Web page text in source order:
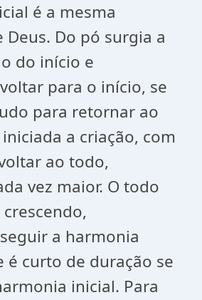
é a mesma
Do pó surgia a
do início e
para o início, se
para retornar ao
a criação, com
ao todo,
vez maior. O todo
a harmonia
é curto de duração se
inicial. Para